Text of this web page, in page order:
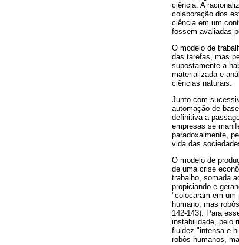
ciência. A
colaboração dos
ciência em um
fossem avaliadas
O modelo de
das tarefas, mas
supostamente a
materializada e
ciências naturais.
Junto com
automação de
definitiva a
empresas se
paradoxalmente,
vida das
O modelo de
de uma crise
trabalho, somada
propiciando e
"colocaram em um
humano, mas
142-143). Para
instabilidade, pelo
fluidez "intensa e
robôs humanos,